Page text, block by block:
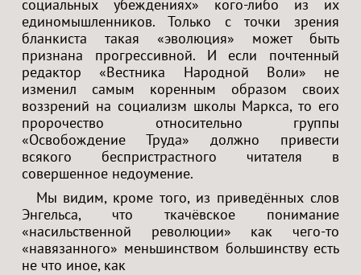
социальных убеждениях» кого-либо из их
единомышленников. Только с точки зрения
бланкиста такая «эволюция» может быть
признана прогрессивной. И если почтенный
редактор «Вестника Народной Воли» не
изменил самым коренным образом своих
воззрений на социализм школы Маркса, то его
пророчество относительно группы
«Освобождение Труда» должно привести
всякого беспристрастного читателя в
совершенное недоумение.
Мы видим, кроме того, из приведённых слов
Энгельса, что ткачёвское понимание
«насильственной революции» как чего-то
«навязанного» меньшинством большинству есть
не что иное, как